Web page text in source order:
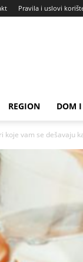
Pravila i uslovi
REGION DOM I
koje vam se dešavaju